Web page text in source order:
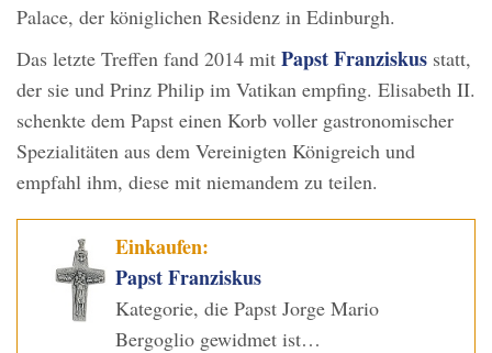
Palace, der königlichen Residenz in Edinburgh.
Das letzte Treffen fand 2014 mit Papst Franziskus statt,
der sie und Prinz Philip im Vatikan empfing. Elisabeth II.
schenkte dem Papst einen Korb voller gastronomischer
Spezialitäten aus dem Vereinigten Königreich und
empfahl ihm, diese mit niemandem zu teilen.
Einkaufen:
Papst Franziskus
Kategorie, die Papst Jorge Mario
Bergoglio gewidmet ist…